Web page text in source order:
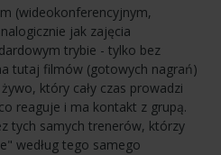
(wideokonferencyjnym,
jak zajęcia
trybie - tylko bez
tutaj filmów (gotowych nagrań)
który cały czas prowadzi
reaguje i ma kontakt z grupą.
tych samych trenerów, którzy
według tego samego